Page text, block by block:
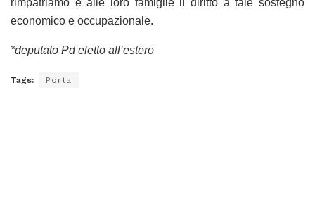
economico e occupazionale.
*deputato Pd eletto all’estero
Tags: Porta